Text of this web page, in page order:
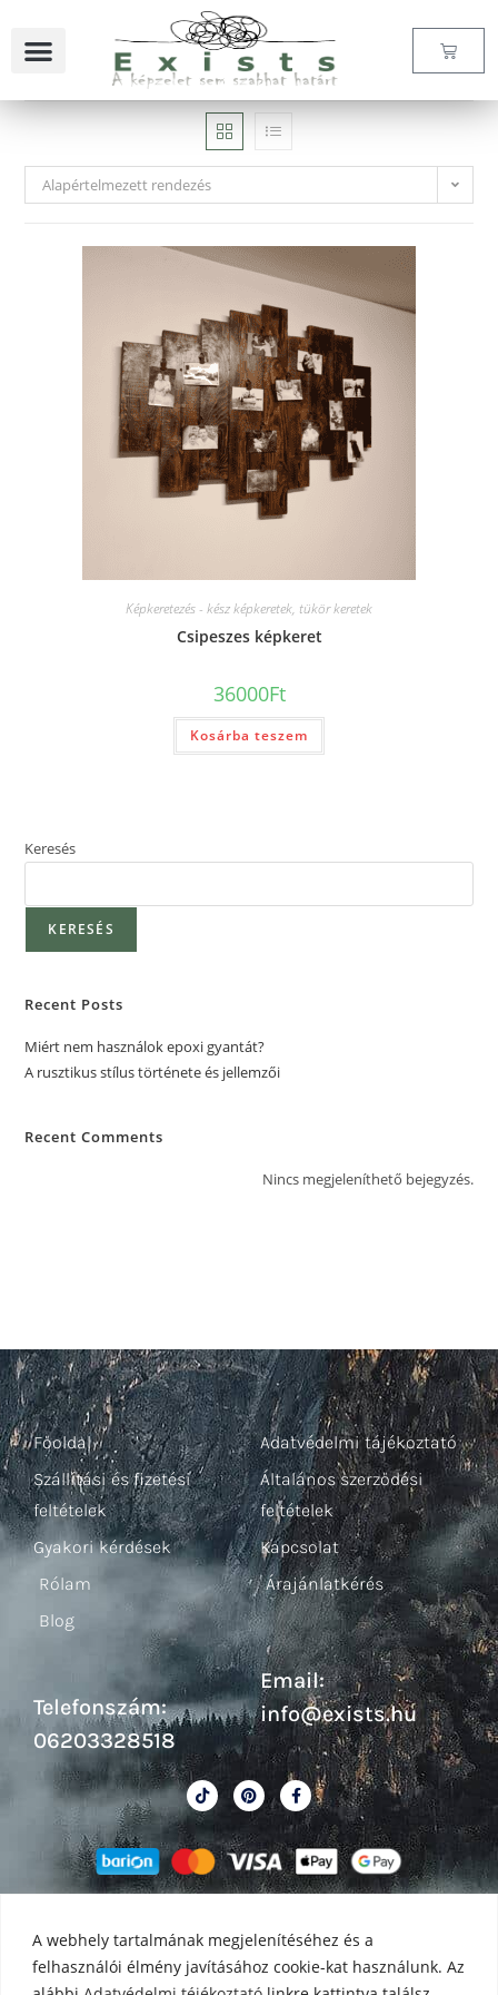
A webhely tartalmának megjelenítéséhez és a
felhasználói élmény javításához cookie-kat használunk. Az
Alapértelmezett rendezés
Képkeretezés - kész képkeretek, tükör keretek
Csipeszes képkeret
36000Ft
Kosárba teszem
Keresés
KERESÉS
Recent Posts
Miért nem használok epoxi gyantát?
A rusztikus stílus története és jellemzői
Recent Comments
Nincs megjeleníthető bejegyzés.
Főoldal
Szállítási és fizetési
feltételek
Gyakori kérdések
Rólam
Blog
Telefonszám:
06203328518
Adatvédelmi tájékoztató
Általános szerződési
feltételek
Kapcsolat
Árajánlatkérés
Email:
info@exists.hu